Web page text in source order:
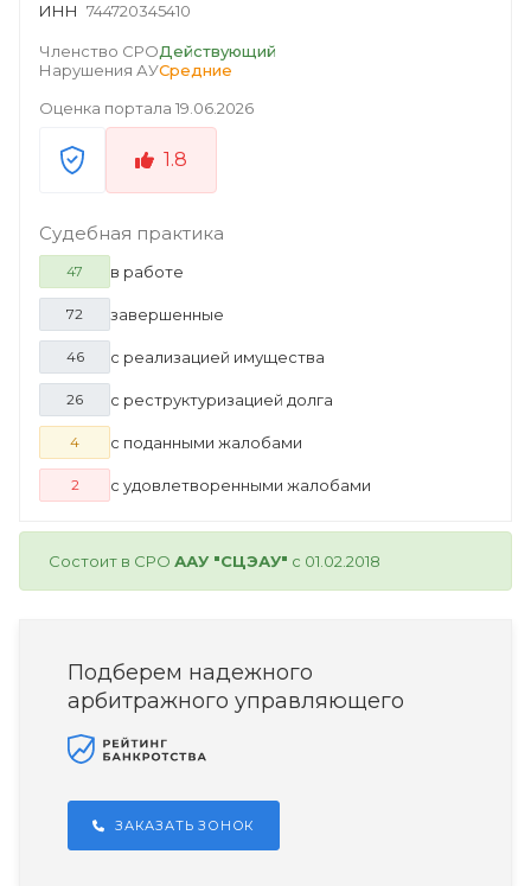
ИНН 744720345410
Членство СРОДействующий
Нарушения АУСредние
Оценка портала 19.06.2026
1.8
Судебная практика
47 в работе
72 завершенные
46 с реализацией имущества
26 с реструктуризацией долга
4 с поданными жалобами
2 с удовлетворенными жалобами
Состоит в СРО ААУ "СЦЭАУ" с 01.02.2018
Подберем надежного
арбитражного управляющего
ЗАКАЗАТЬ ЗОНОК